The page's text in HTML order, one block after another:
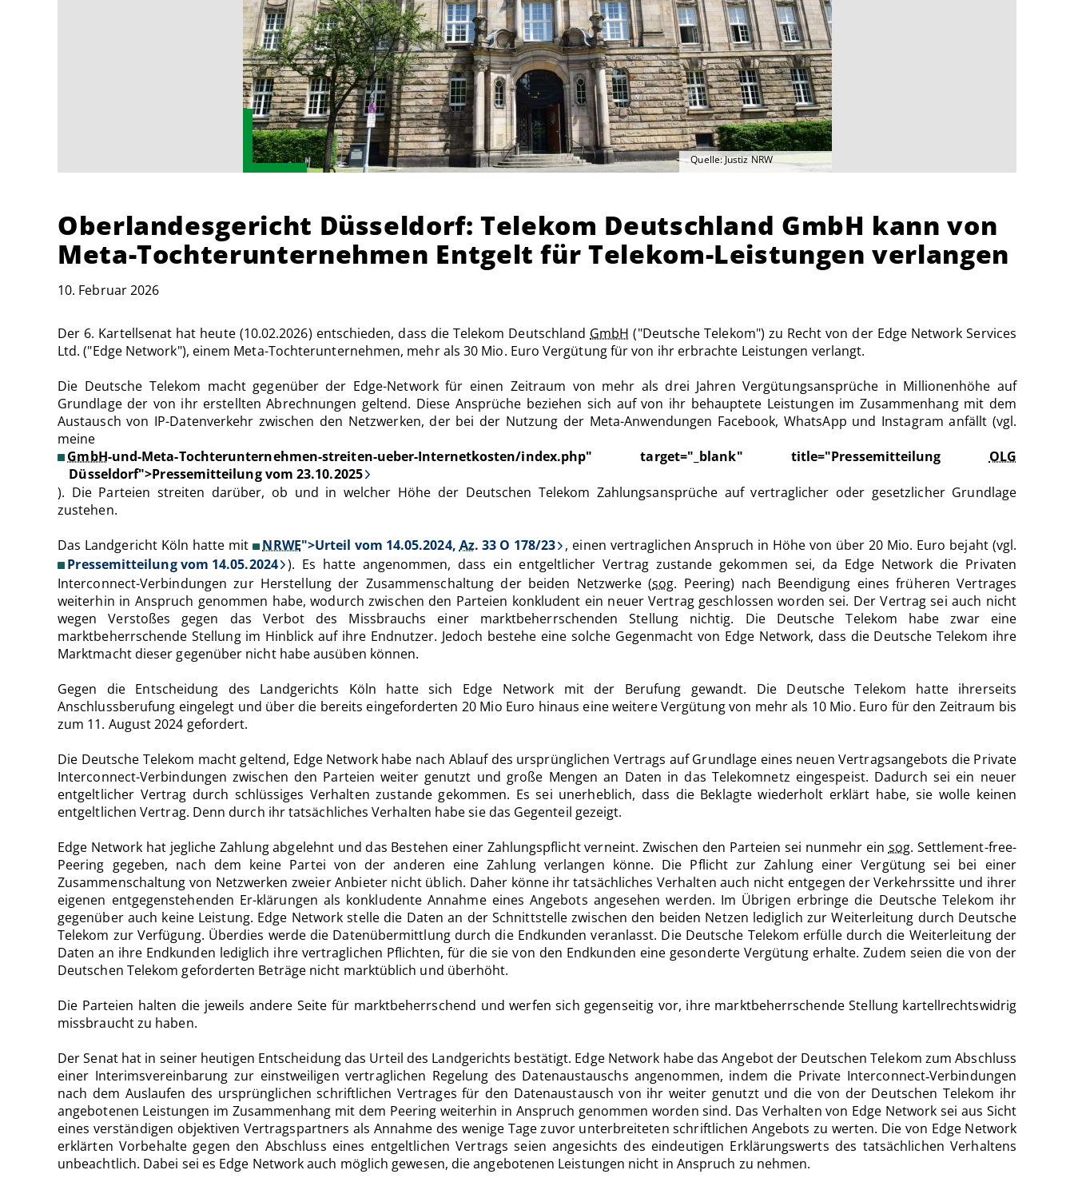
Quelle: Justiz NRW
Oberlandesgericht Düsseldorf: Telekom Deutschland GmbH kann von
Meta-Tochterunternehmen Entgelt für Telekom-Leistungen verlangen
10. Februar 2026
Der 6. Kartellsenat hat heute (10.02.2026) entschieden, dass die Telekom Deutschland GmbH ("Deutsche Telekom") zu Recht von der Edge Network Services
Ltd. ("Edge Network"), einem Meta-Tochterunternehmen, mehr als 30 Mio. Euro Vergütung für von ihr erbrachte Leistungen verlangt.
Die Deutsche Telekom macht gegenüber der Edge-Network für einen Zeitraum von mehr als drei Jahren Vergütungsansprüche in Millionenhöhe auf
Grundlage der von ihr erstellten Abrechnungen geltend. Diese Ansprüche beziehen sich auf von ihr behauptete Leistungen im Zusammenhang mit dem
Austausch von IP-Datenverkehr zwischen den Netzwerken, der bei der Nutzung der Meta-Anwendungen Facebook, WhatsApp und Instagram anfällt (vgl.
meine
GmbH-und-Meta-Tochterunternehmen-streiten-ueber-Internetkosten/index.php" target="_blank" title="Pressemitteilung OLG
Düsseldorf">Pressemitteilung vom 23.10.2025
). Die Parteien streiten darüber, ob und in welcher Höhe der Deutschen Telekom Zahlungsansprüche auf vertraglicher oder gesetzlicher Grundlage
zustehen.
Das Landgericht Köln hatte mit NRWE">Urteil vom 14.05.2024, Az. 33 O 178/23 , einen vertraglichen Anspruch in Höhe von über 20 Mio. Euro bejaht (vgl.
Pressemitteilung vom 14.05.2024 ). Es hatte angenommen, dass ein entgeltlicher Vertrag zustande gekommen sei, da Edge Network die Privaten
Interconnect-Verbindungen zur Herstellung der Zusammenschaltung der beiden Netzwerke (sog. Peering) nach Beendigung eines früheren Vertrages
weiterhin in Anspruch genommen habe, wodurch zwischen den Parteien konkludent ein neuer Vertrag geschlossen worden sei. Der Vertrag sei auch nicht
wegen Verstoßes gegen das Verbot des Missbrauchs einer marktbeherrschenden Stellung nichtig. Die Deutsche Telekom habe zwar eine
marktbeherrschende Stellung im Hinblick auf ihre Endnutzer. Jedoch bestehe eine solche Gegenmacht von Edge Network, dass die Deutsche Telekom ihre
Marktmacht dieser gegenüber nicht habe ausüben können.
Gegen die Entscheidung des Landgerichts Köln hatte sich Edge Network mit der Berufung gewandt. Die Deutsche Telekom hatte ihrerseits
Anschlussberufung eingelegt und über die bereits eingeforderten 20 Mio Euro hinaus eine weitere Vergütung von mehr als 10 Mio. Euro für den Zeitraum bis
zum 11. August 2024 gefordert.
Die Deutsche Telekom macht geltend, Edge Network habe nach Ablauf des ursprünglichen Vertrags auf Grundlage eines neuen Vertragsangebots die Private
Interconnect-Verbindungen zwischen den Parteien weiter genutzt und große Mengen an Daten in das Telekomnetz eingespeist. Dadurch sei ein neuer
entgeltlicher Vertrag durch schlüssiges Verhalten zustande gekommen. Es sei unerheblich, dass die Beklagte wiederholt erklärt habe, sie wolle keinen
entgeltlichen Vertrag. Denn durch ihr tatsächliches Verhalten habe sie das Gegenteil gezeigt.
Edge Network hat jegliche Zahlung abgelehnt und das Bestehen einer Zahlungspflicht verneint. Zwischen den Parteien sei nunmehr ein sog. Settlement-free-
Peering gegeben, nach dem keine Partei von der anderen eine Zahlung verlangen könne. Die Pflicht zur Zahlung einer Vergütung sei bei einer
Zusammenschaltung von Netzwerken zweier Anbieter nicht üblich. Daher könne ihr tatsächliches Verhalten auch nicht entgegen der Verkehrssitte und ihrer
eigenen entgegenstehenden Er-klärungen als konkludente Annahme eines Angebots angesehen werden. Im Übrigen erbringe die Deutsche Telekom ihr
gegenüber auch keine Leistung. Edge Network stelle die Daten an der Schnittstelle zwischen den beiden Netzen lediglich zur Weiterleitung durch Deutsche
Telekom zur Verfügung. Überdies werde die Datenübermittlung durch die Endkunden veranlasst. Die Deutsche Telekom erfülle durch die Weiterleitung der
Daten an ihre Endkunden lediglich ihre vertraglichen Pflichten, für die sie von den Endkunden eine gesonderte Vergütung erhalte. Zudem seien die von der
Deutschen Telekom geforderten Beträge nicht marktüblich und überhöht.
Die Parteien halten die jeweils andere Seite für marktbeherrschend und werfen sich gegenseitig vor, ihre marktbeherrschende Stellung kartellrechtswidrig
missbraucht zu haben.
Der Senat hat in seiner heutigen Entscheidung das Urteil des Landgerichts bestätigt. Edge Network habe das Angebot der Deutschen Telekom zum Abschluss
einer Interimsvereinbarung zur einstweiligen vertraglichen Regelung des Datenaustauschs angenommen, indem die Private Interconnect‑Verbindungen
nach dem Auslaufen des ursprünglichen schriftlichen Vertrages für den Datenaustausch von ihr weiter genutzt und die von der Deutschen Telekom ihr
angebotenen Leistungen im Zusammenhang mit dem Peering weiterhin in Anspruch genommen worden sind. Das Verhalten von Edge Network sei aus Sicht
eines verständigen objektiven Vertragspartners als Annahme des wenige Tage zuvor unterbreiteten schriftlichen Angebots zu werten. Die von Edge Network
erklärten Vorbehalte gegen den Abschluss eines entgeltlichen Vertrags seien angesichts des eindeutigen Erklärungswerts des tatsächlichen Verhaltens
unbeachtlich. Dabei sei es Edge Network auch möglich gewesen, die angebotenen Leistungen nicht in Anspruch zu nehmen.